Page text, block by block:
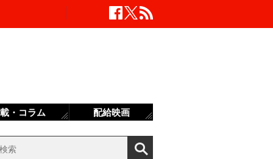
・コラム 配給映画